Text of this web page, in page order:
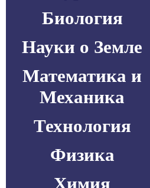
Биология
Науки о Земле
Математика и
Механика
Технология
Физика
Химия